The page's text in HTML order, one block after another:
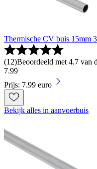
Thermische CV buis 15mm
(12)Beoordeeld met 4.7 van
7.99
Prijs: 7.99 euro
Bekijk alles in aanvoerbuis